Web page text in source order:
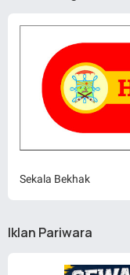
Sekala Bekhak
Iklan Pariwara